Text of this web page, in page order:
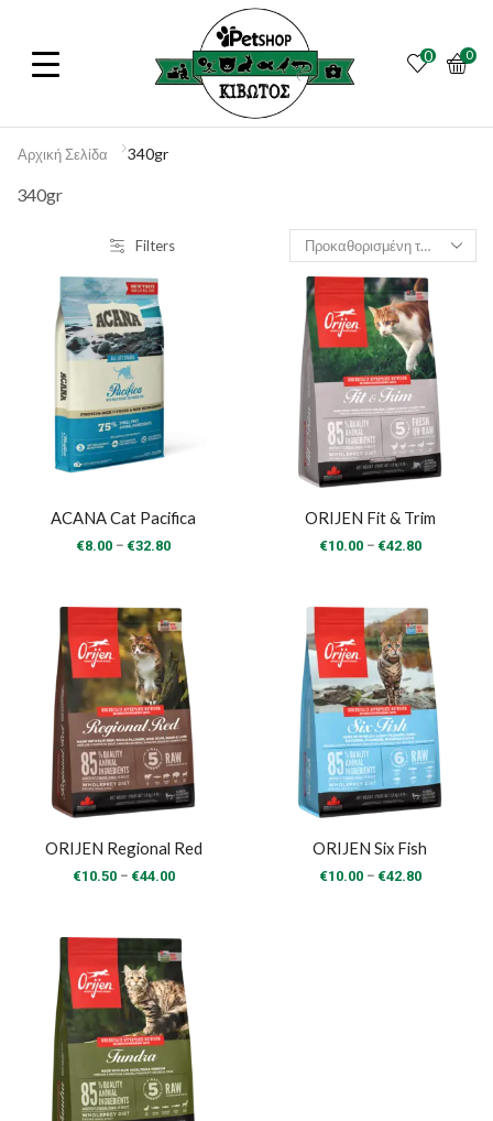
0 0
Αρχική Σελίδα 340gr
340gr
Filters
ACANA Cat Pacifica
€8.00 – €32.80Price
through
€32.80
ORIJEN Fit & Trim
€10.00 – €42.80Price
through
€42.80
ORIJEN Regional Red
€10.50 – €44.00Price
through
€44.00
ORIJEN Six Fish
€10.00 – €42.80Price